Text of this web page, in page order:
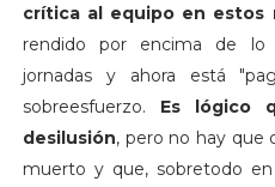
crítica al equipo en estos
rendido por encima de lo
jornadas y ahora está
sobreesfuerzo. Es lógico
desilusión, pero no hay que
muerto y que, sobretodo